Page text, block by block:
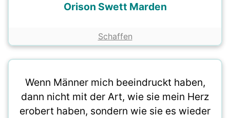
Orison Swett Marden
Schaffen
Wenn Männer mich beeindruckt haben,
dann nicht mit der Art, wie sie mein Herz
erobert haben, sondern wie sie es wieder